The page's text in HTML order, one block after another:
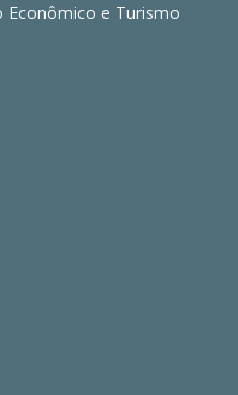
Econômico e Turismo